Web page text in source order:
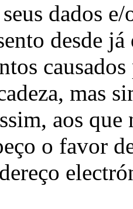
dados
desde
mas
aos
o favor